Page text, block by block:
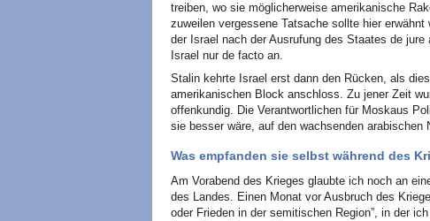
treiben, wo sie möglicherweise amerikanische
zuweilen vergessene Tatsache sollte hier
der Israel nach der Ausrufung des Staates de
Israel nur de facto an.
Stalin kehrte Israel erst dann den Rücken, als
amerikanischen Block anschloss. Zu jener Zeit
offenkundig. Die Verantwortlichen für Moskaus
sie besser wäre, auf den wachsenden arabischen
Was empfanden sie selbst während des
Am Vorabend des Krieges glaubte ich noch an
des Landes. Einen Monat vor Ausbruch des
oder Frieden in der semitischen Region”, in der